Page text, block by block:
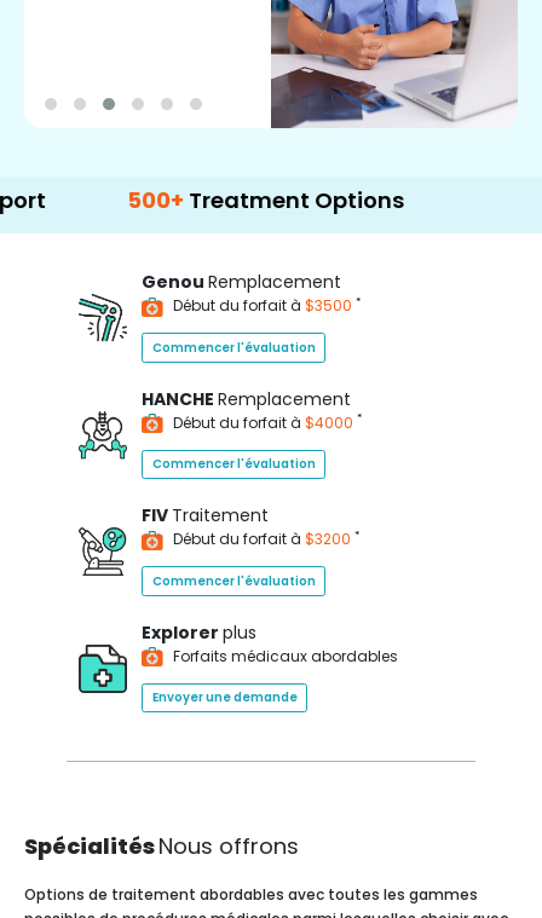
500+ Treatment Options
Genou Remplacement
Début du forfait à $3500 *
Commencer l'évaluation
HANCHE Remplacement
Début du forfait à $4000 *
Commencer l'évaluation
FIV Traitement
Début du forfait à $3200 *
Commencer l'évaluation
Explorer plus
Forfaits médicaux abordables
Envoyer une demande
SpécialitésNous offrons
Options de traitement abordables avec toutes les gammes